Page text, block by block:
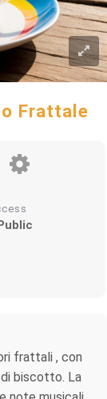
Frattale
frattali , con
biscotto. La